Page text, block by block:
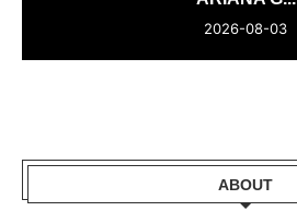
2026-08-03
ABOUT